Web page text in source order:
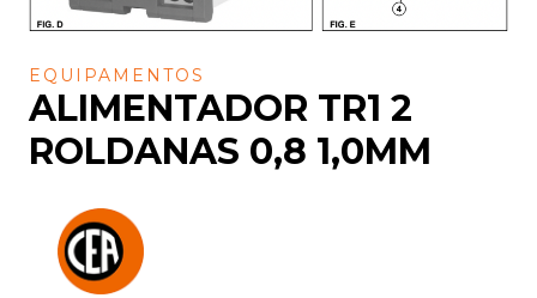
EQUIPAMENTOS
ALIMENTADOR TR1 2
ROLDANAS 0,8 1,0MM